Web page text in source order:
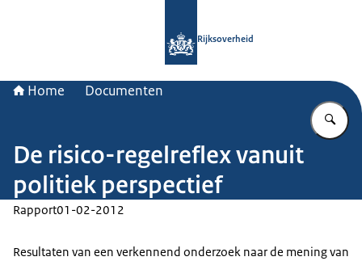
Rijksoverheid
Home Documenten
De risico-regelreflex vanuit
politiek perspectief
Rapport01-02-2012
Resultaten van een verkennend onderzoek naar de mening van